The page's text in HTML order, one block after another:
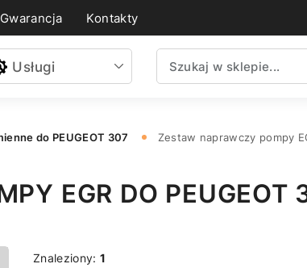
Gwarancja Kontakty
Usługi
do PEUGEOT 307 Zestaw naprawczy pompy
EGR DO PEUGEOT
Znaleziony:1